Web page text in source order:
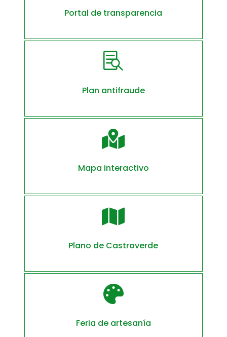
Portal de transparencia

Plan antifraude

Mapa interactivo

Plano de Castroverde

Feria de artesanía